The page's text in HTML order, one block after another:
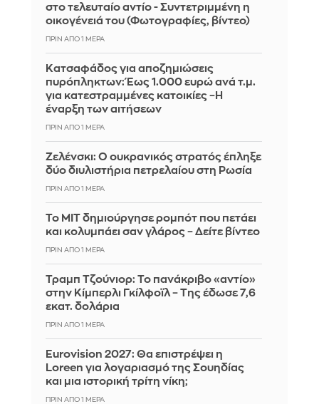
στο τελευταίο αντίο - Συντετριμμένη η
οικογένειά του (Φωτογραφίες, βίντεο)
ΠΡΙΝ ΑΠΌ 1 ΜΈΡΑ
Κατσαφάδος για αποζημιώσεις
πυρόπληκτων: Έως 1.000 ευρώ ανά τ.μ.
για κατεστραμμένες κατοικίες –Η
έναρξη των αιτήσεων
ΠΡΙΝ ΑΠΌ 1 ΜΈΡΑ
Ζελένσκι: Ο ουκρανικός στρατός έπληξε
δύο διυλιστήρια πετρελαίου στη Ρωσία
ΠΡΙΝ ΑΠΌ 1 ΜΈΡΑ
Το MIT δημιούργησε ρομπότ που πετάει
και κολυμπάει σαν γλάρος – Δείτε βίντεο
ΠΡΙΝ ΑΠΌ 1 ΜΈΡΑ
Τραμπ Τζούνιορ: Το πανάκριβο «αντίο»
στην Κίμπερλι Γκίλφοϊλ – Της έδωσε 7,6
εκατ. δολάρια
ΠΡΙΝ ΑΠΌ 1 ΜΈΡΑ
Eurovision 2027: Θα επιστρέψει η
Loreen για λογαριασμό της Σουηδίας
και μια ιστορική τρίτη νίκη;
ΠΡΙΝ ΑΠΌ 1 ΜΈΡΑ